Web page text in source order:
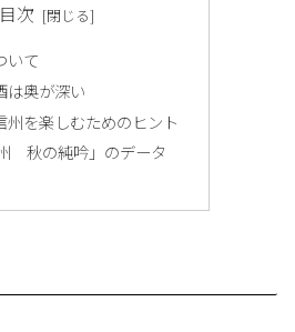
目次
いて
は奥が深い
州を楽しむためのヒント
州 秋の純吟」のデータ